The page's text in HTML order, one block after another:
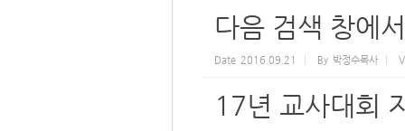
다음 검색 창에
Date 2016.09.21 By 박정수목사
17년 교사대회